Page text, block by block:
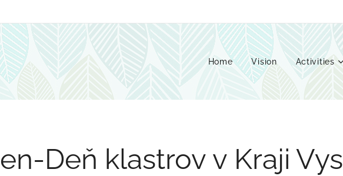
Home Vision Activities
en-Deň klastrov v Kraji